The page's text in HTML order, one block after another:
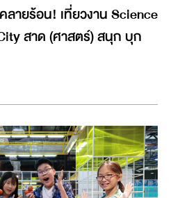
ลายร้อน! เที่ยวงาน Science
สาด (ศาสตร์) สนุก บุก